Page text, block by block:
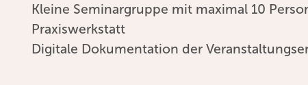
Kleine Seminargruppe mit maximal 10
Praxiswerkstatt
Digitale Dokumentation der